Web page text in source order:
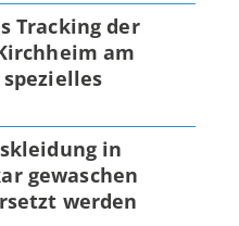
Tracking der
am
in
gewaschen
werden